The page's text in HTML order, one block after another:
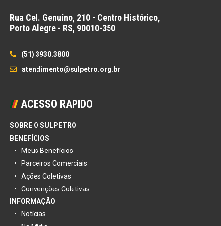
Rua Cel. Genuíno, 210 - Centro Histórico,
Porto Alegre - RS, 90010-350
(51) 3930.3800
atendimento@sulpetro.org.br
ACESSO RÁPIDO
SOBRE O SULPETRO
BENEFÍCIOS
Meus Benefícios
Parceiros Comerciais
Ações Coletivas
Convenções Coletivas
INFORMAÇÃO
Notícias